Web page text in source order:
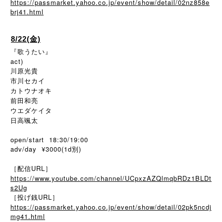
https://passmarket.yahoo.co.jp/event/show/detail/02nz858e
brj41.html
8/22(金)
『歌うたい』
act)
川原光貴
市川セカイ
カトウナオキ
前田和亮
ウエダケイタ
日高颯太
open/start 18:30/19:00
adv/day ¥3000(1d別)
［配信URL］
https://www.youtube.com/channel/UCpxzAZQlmqbRDz1BLDt
s2Ug
［投げ銭URL］
https://passmarket.yahoo.co.jp/event/show/detail/02pk5ncdj
mg41.html